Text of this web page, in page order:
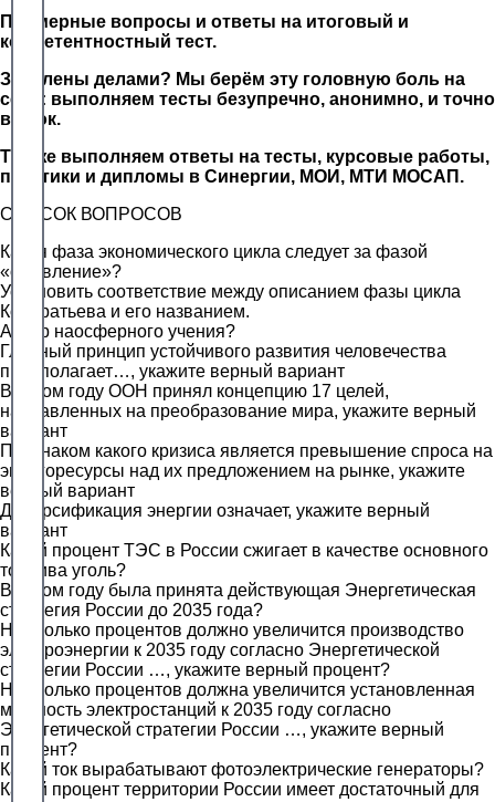
Примерные вопросы и ответы на итоговый и
компетентностный тест.
Завалены делами? Мы берём эту головную боль на
себя: выполняем тесты безупречно, анонимно, и точно
в срок.
Так же выполняем ответы на тесты, курсовые работы,
практики и дипломы в Синергии, МОИ, МТИ МОСАП.
СПИСОК ВОПРОСОВ
Какая фаза экономического цикла следует за фазой
«оживление»?
Установить соответствие между описанием фазы цикла
Кондратьева и его названием.
Автор наосферного учения?
Главный принцип устойчивого развития человечества
предполагает…, укажите верный вариант
В каком году ООН принял концепцию 17 целей,
направленных на преобразование мира, укажите верный
вариант
Признаком какого кризиса является превышение спроса на
энергоресурсы над их предложением на рынке, укажите
верный вариант
Диверсификация энергии означает, укажите верный
вариант
Какой процент ТЭС в России сжигает в качестве основного
топлива уголь?
В каком году была принята действующая Энергетическая
стратегия России до 2035 года?
На сколько процентов должно увеличится производство
электроэнергии к 2035 году согласно Энергетической
стратегии России …, укажите верный процент?
На сколько процентов должна увеличится установленная
мощность электростанций к 2035 году согласно
Энергетической стратегии России …, укажите верный
процент?
Какой ток вырабатывают фотоэлектрические генераторы?
Какой процент территории России имеет достаточный для